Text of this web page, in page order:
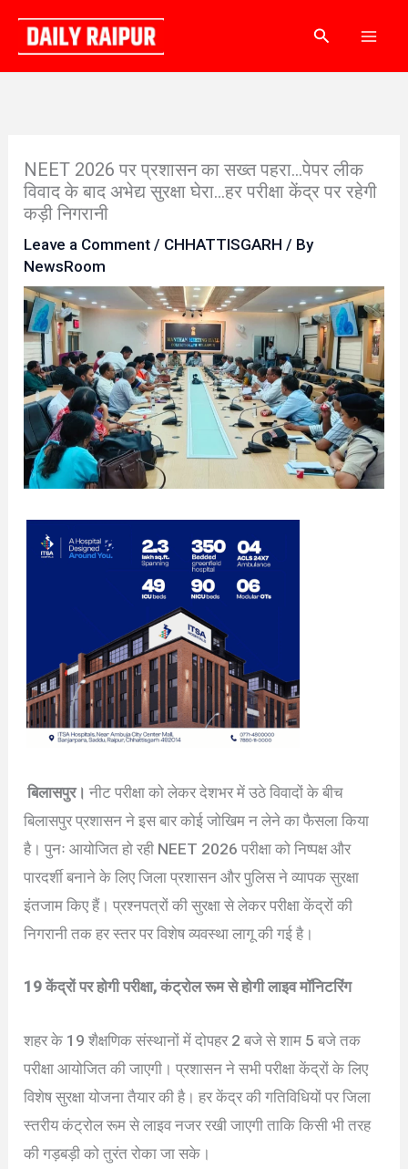
content
Search
NEET 2026 पर प्रशासन का सख्त पहरा…पेपर लीक
विवाद के बाद अभेद्य सुरक्षा घेरा…हर परीक्षा केंद्र पर रहेगी
कड़ी निगरानी
Leave a Comment / CHHATTISGARH / By
NewsRoom
बिलासपुर।नीट परीक्षा को लेकर देशभर में उठे विवादों के बीच
बिलासपुर प्रशासन ने इस बार कोई जोखिम न लेने का फैसला किया
है। पुनः आयोजित हो रही NEET 2026 परीक्षा को निष्पक्ष और
पारदर्शी बनाने के लिए जिला प्रशासन और पुलिस ने व्यापक सुरक्षा
इंतजाम किए हैं। प्रश्नपत्रों की सुरक्षा से लेकर परीक्षा केंद्रों की
निगरानी तक हर स्तर पर विशेष व्यवस्था लागू की गई है।
19 केंद्रों पर होगी परीक्षा, कंट्रोल रूम से होगी लाइव मॉनिटरिंग
शहर के 19 शैक्षणिक संस्थानों में दोपहर 2 बजे से शाम 5 बजे तक
परीक्षा आयोजित की जाएगी। प्रशासन ने सभी परीक्षा केंद्रों के लिए
विशेष सुरक्षा योजना तैयार की है। हर केंद्र की गतिविधियों पर जिला
स्तरीय कंट्रोल रूम से लाइव नजर रखी जाएगी ताकि किसी भी तरह
की गड़बड़ी को तुरंत रोका जा सके।